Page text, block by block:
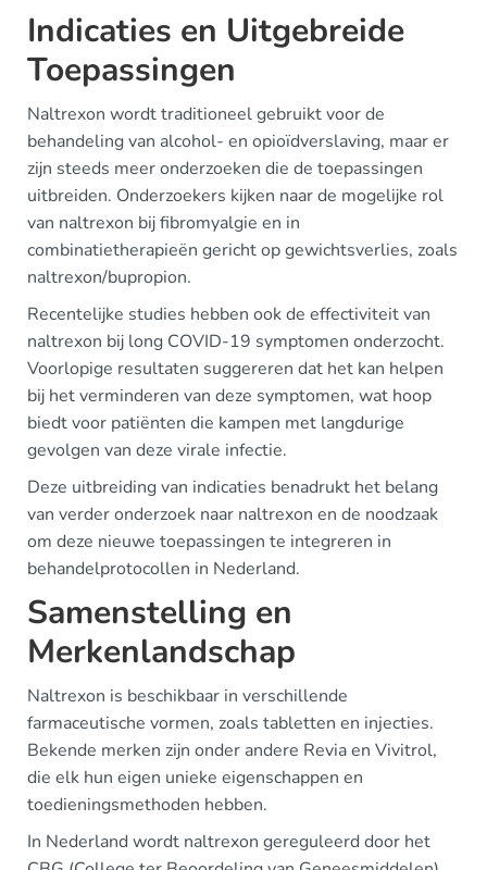
Indicaties en Uitgebreide
Toepassingen
Naltrexon wordt traditioneel gebruikt voor de
behandeling van alcohol- en opioïdverslaving, maar er
zijn steeds meer onderzoeken die de toepassingen
uitbreiden. Onderzoekers kijken naar de mogelijke rol
van naltrexon bij fibromyalgie en in
combinatietherapieën gericht op gewichtsverlies, zoals
naltrexon/bupropion.
Recentelijke studies hebben ook de effectiviteit van
naltrexon bij long COVID-19 symptomen onderzocht.
Voorlopige resultaten suggereren dat het kan helpen
bij het verminderen van deze symptomen, wat hoop
biedt voor patiënten die kampen met langdurige
gevolgen van deze virale infectie.
Deze uitbreiding van indicaties benadrukt het belang
van verder onderzoek naar naltrexon en de noodzaak
om deze nieuwe toepassingen te integreren in
behandelprotocollen in Nederland.
Samenstelling en
Merkenlandschap
Naltrexon is beschikbaar in verschillende
farmaceutische vormen, zoals tabletten en injecties.
Bekende merken zijn onder andere Revia en Vivitrol,
die elk hun eigen unieke eigenschappen en
toedieningsmethoden hebben.
In Nederland wordt naltrexon gereguleerd door het